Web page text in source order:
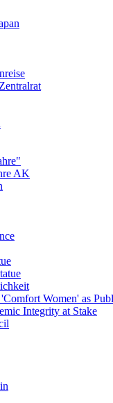
AK
'Comfort Women' as
Integrity at Stake